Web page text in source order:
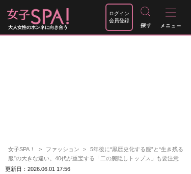
大人女性のホンネに向き合う
ログイン
会員登録
女子SPA！ ファッション
5年後に“黒歴史化する服”と“生き残る
服”の大きな違い。40代が重宝する「二の腕隠しトップス」も要注意
更新日：2026.06.01 17:56